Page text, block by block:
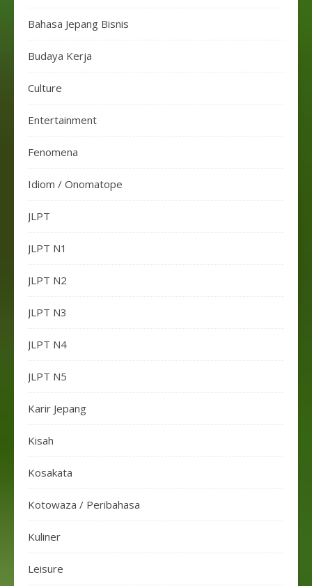
Bahasa Jepang Bisnis
Budaya Kerja
Culture
Entertainment
Fenomena
Idiom / Onomatope
JLPT
JLPT N1
JLPT N2
JLPT N3
JLPT N4
JLPT N5
Karir Jepang
Kisah
Kosakata
Kotowaza / Peribahasa
Kuliner
Leisure